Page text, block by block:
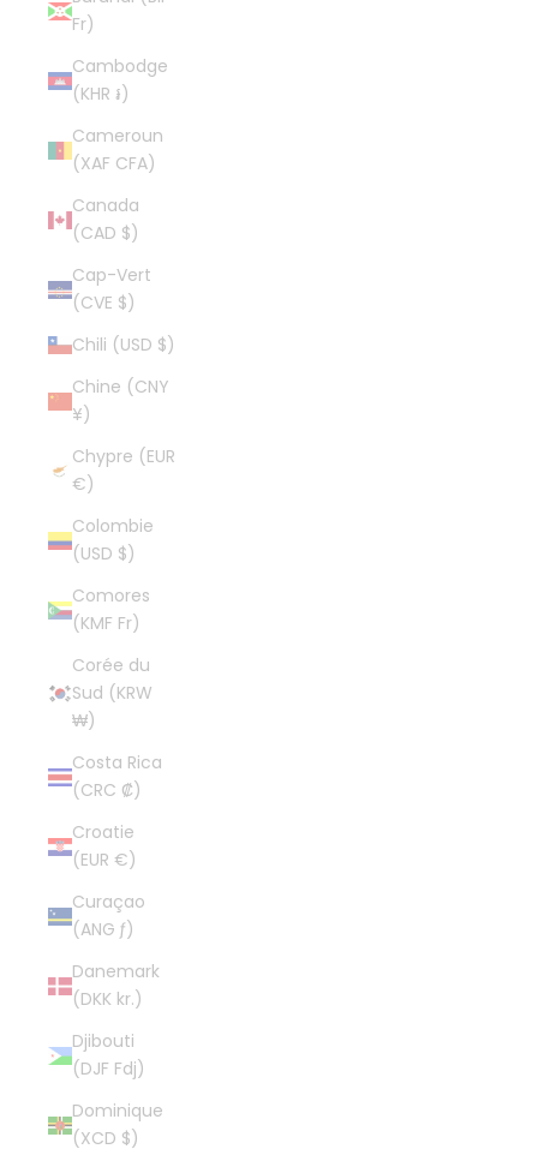
Fr)
Cambodge
(KHR ៛)
Cameroun
(XAF CFA)
Canada
(CAD $)
Cap-Vert
(CVE $)
Chili (USD $)
Chine (CNY
¥)
Chypre (EUR
€)
Colombie
(USD $)
Comores
(KMF Fr)
Corée du
Sud (KRW
₩)
Costa Rica
(CRC ₡)
Croatie
(EUR €)
Curaçao
(ANG ƒ)
Danemark
(DKK kr.)
Djibouti
(DJF Fdj)
Dominique
(XCD $)